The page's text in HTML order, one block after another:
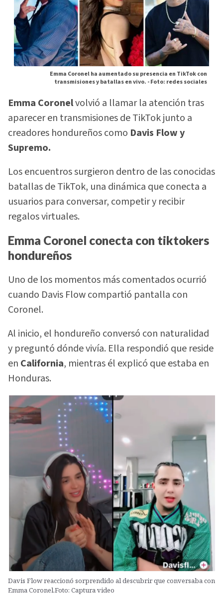
Emma Coronel ha aumentado su presencia en TikTok con
transmisiones y batallas en vivo. -Foto: redes sociales
Emma Coronelvolvió a llamar la atención tras
aparecer en transmisiones de TikTok junto a
creadores hondureños como Davis Flow y
Supremo.
Los encuentros surgieron dentro de las conocidas
batallas de TikTok, una dinámica que conecta a
usuarios para conversar, competir y recibir
regalos virtuales.
Emma Coronel conecta con tiktokers
hondureños
Uno de los momentos más comentados ocurrió
cuando Davis Flow compartió pantalla con
Coronel.
Al inicio, el hondureño conversó con naturalidad
y preguntó dónde vivía. Ella respondió que reside
en California, mientras él explicó que estaba en
Honduras.
Davis Flow reaccionó sorprendido al descubrir que conversaba con
Emma Coronel.Foto: Captura video